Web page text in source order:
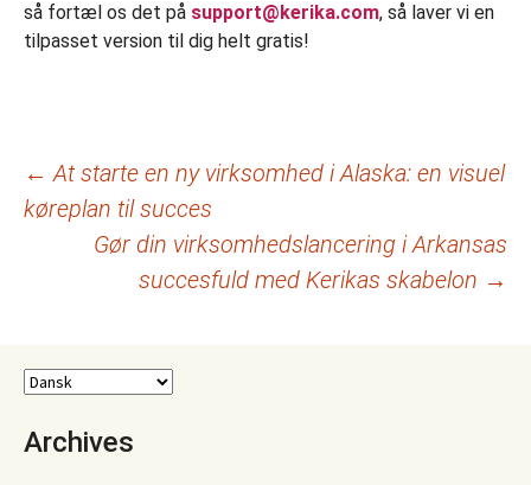
så fortæl os det på support@kerika.com, så laver vi en
tilpasset version til dig helt gratis!
Indlægsnavigation
← At starte en ny virksomhed i Alaska: en visuel
køreplan til succes
Gør din virksomhedslancering i Arkansas
succesfuld med Kerikas skabelon →
Archives